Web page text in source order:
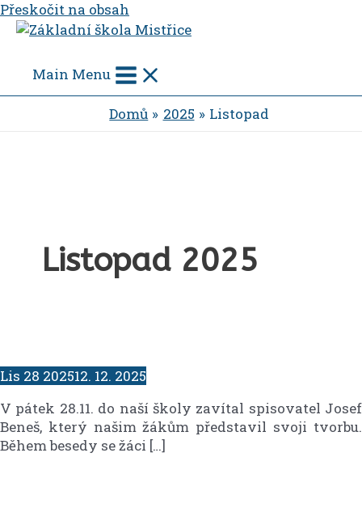
Přeskočit na obsah
Main Menu
Domů 2025 Listopad
Listopad 2025
V pátek 28.11. do naší školy zavítal spisovatel Josef
Beneš, který našim žákům představil svoji tvorbu.
Během besedy se žáci […]
Lis 28 202512. 12. 2025